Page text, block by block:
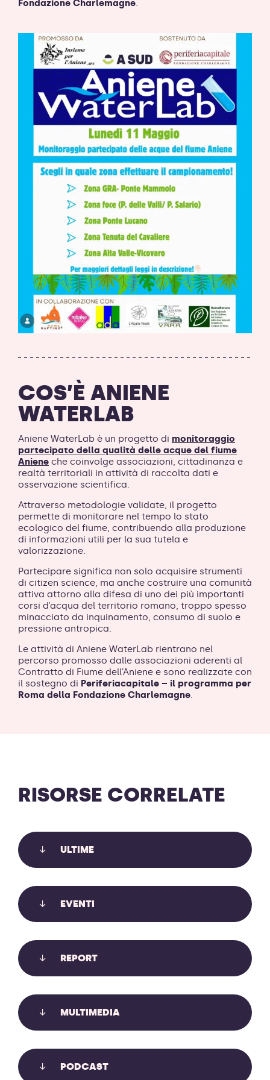
Fondazione Charlemagne.
COS’È ANIENE
WATERLAB
Aniene WaterLab è un progetto di monitoraggio
partecipato della qualità delle acque del fiume
Aniene che coinvolge associazioni, cittadinanza e
realtà territoriali in attività di raccolta dati e
osservazione scientifica.
Attraverso metodologie validate, il progetto
permette di monitorare nel tempo lo stato
ecologico del fiume, contribuendo alla produzione
di informazioni utili per la sua tutela e
valorizzazione.
Partecipare significa non solo acquisire strumenti
di citizen science, ma anche costruire una comunità
attiva attorno alla difesa di uno dei più importanti
corsi d’acqua del territorio romano, troppo spesso
minacciato da inquinamento, consumo di suolo e
pressione antropica.
Le attività di Aniene WaterLab rientrano nel
percorso promosso dalle associazioni aderenti al
Contratto di Fiume dell’Aniene e sono realizzate con
il sostegno di Periferiacapitale – il programma per
Roma della Fondazione Charlemagne.
RISORSE CORRELATE
ULTIME
IL MONITORAGGIO AMBIENTALE
EVENTI
REPORT
MULTIMEDIA
PODCAST